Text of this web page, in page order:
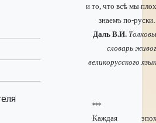
и то, что всѣ мы
знаемъ по-
Даль В.И.
словарь
великорусского
***
Каждая